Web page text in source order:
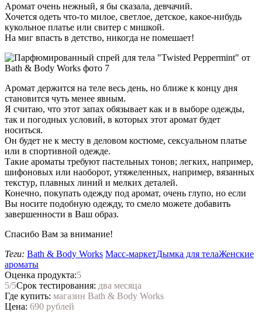
Аромат очень нежный, я бы сказала, девчачий.
Хочется одеть что-то милое, светлое, детское, какое-нибудь
кукольное платье или свитер с мишкой.
На миг впасть в детство, никогда не помешает!
Аромат держится на теле весь день, но ближе к концу дня
становится чуть менее явным.
Я считаю, что этот запах обязывает как и в выборе одежды,
так и погодных условий, в которых этот аромат будет
носиться.
Он будет не к месту в деловом костюме, сексуальном платье
или в спортивной одежде.
Такие ароматы требуют пастельных тонов; легких, например,
шифоновых или наоборот, утяжеленных, например, вязанных
текстур, плавных линий и мелких деталей.
Конечно, покупать одежду под аромат, очень глупо, но если
Вы носите подобную одежду, то смело можете добавить
завершенности в Ваш образ.
Спасибо Вам за внимание!
Теги: Bath & Body Works Масс-маркетДымка для телаЖенские
ароматы
Оценка продукта:5
5/5Срок тестирования: два месяца
Где купить: магазин Bath & Body Works
Цена: 690 рублей